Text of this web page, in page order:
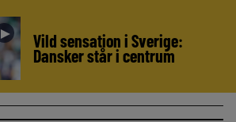
► Vild sensation i Sverige:
Dansker står i centrum